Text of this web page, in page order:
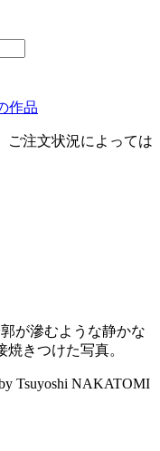
作品
ご注文状況によっては
が滲むような静かな
きつけた写真。